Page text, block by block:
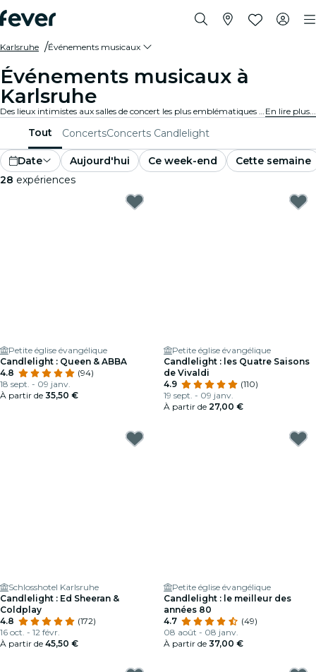
Karlsruhe Événements musicaux
Événements musicaux à
Karlsruhe
Des lieux intimistes aux salles de concert les plus emblématiques de la ville, Karlsruhe vit au rythme de la musique et propose un large éventail d'événements pour tous les goûts et tous les styles. En lire plus...
Tout ConcertsConcerts Candlelight
Date Aujourd'hui Ce week-end
Cette semaine
28 expériences
Petite église évangélique
Candlelight : Queen & ABBA
4.8
(94)
18 sept. - 09 janv.
À partir de 35,50 €
Petite église évangélique
Candlelight : les Quatre Saisons
de Vivaldi
4.9
(110)
19 sept. - 09 janv.
À partir de 27,00 €
Schlosshotel Karlsruhe
Candlelight : Ed Sheeran &
Coldplay
4.8
(172)
16 oct. - 12 févr.
À partir de 45,50 €
Petite église évangélique
Candlelight : le meilleur des
années 80
4.7
(49)
08 août - 08 janv.
À partir de 37,00 €